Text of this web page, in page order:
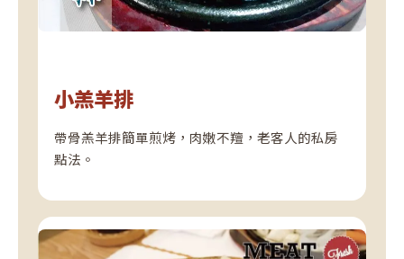
小羔羊排
帶骨羔羊排簡單煎烤，肉嫩不羶，老客人的私房
點法。